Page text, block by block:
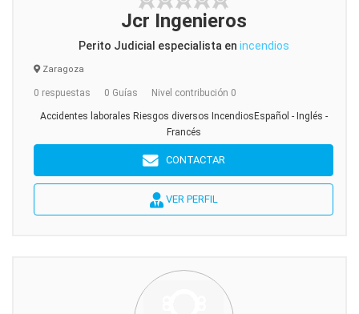
Jcr Ingenieros
Perito Judicial especialista en incendios
Zaragoza
0 respuestas 0 Guías Nivel contribución 0
Accidentes laborales Riesgos diversos IncendiosEspañol - Inglés -
Francés
CONTACTAR
VER PERFIL